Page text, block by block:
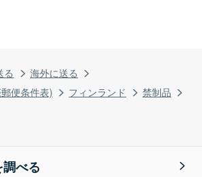
る
海外に送る
便条件表)
フィンランド
禁制品
べる